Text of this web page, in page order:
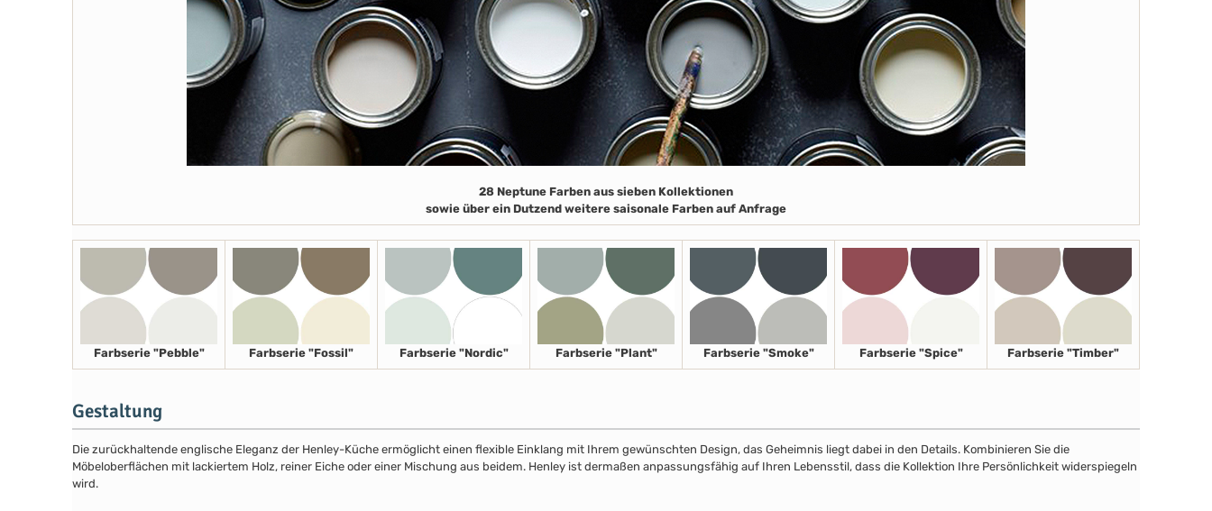
28 Neptune Farben aus sieben Kollektionen
sowie über ein Dutzend weitere saisonale Farben auf Anfrage
Farbserie "Pebble" Farbserie "Fossil" Farbserie "Nordic" Farbserie "Plant" Farbserie "Smoke" Farbserie "Spice" Farbserie "Timber"
Gestaltung
Die zurückhaltende englische Eleganz der Henley-Küche ermöglicht einen flexible Einklang mit Ihrem gewünschten Design, das Geheimnis liegt dabei in den Details. Kombinieren Sie die
Möbeloberflächen mit lackiertem Holz, reiner Eiche oder einer Mischung aus beidem. Henley ist dermaßen anpassungsfähig auf Ihren Lebensstil, dass die Kollektion Ihre Persönlichkeit widerspiegeln
wird.